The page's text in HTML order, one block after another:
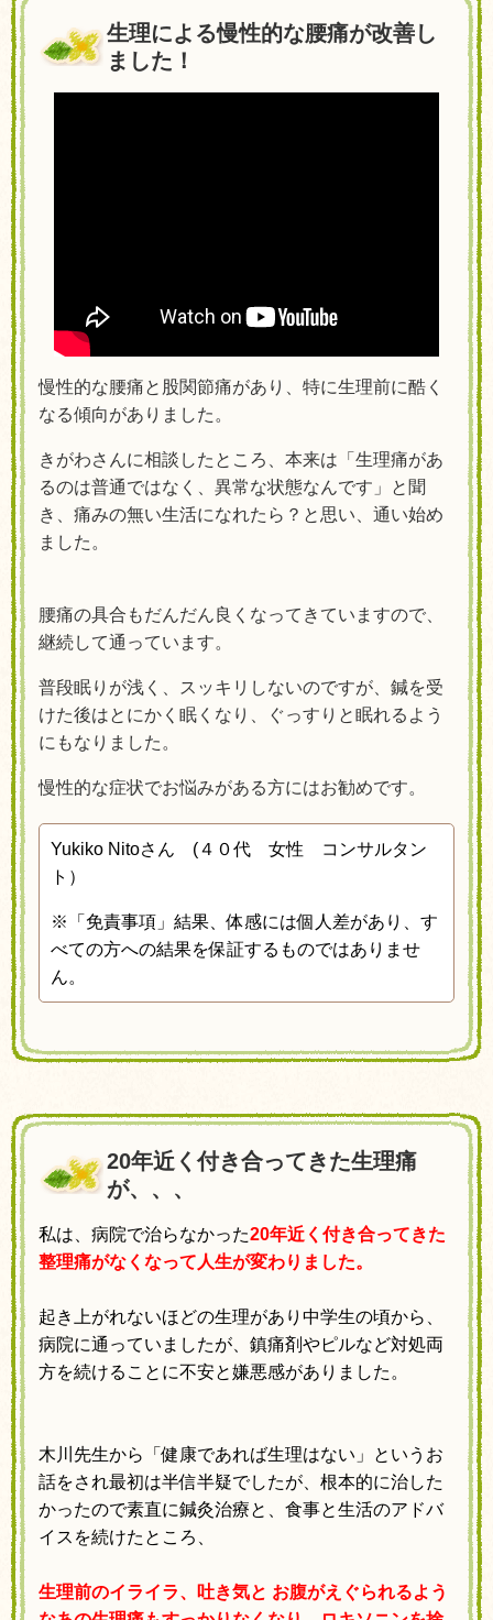
生理による慢性的な腰痛が改善し
ました！
慢性的な腰痛と股関節痛があり、特に生理前に酷く
なる傾向がありました。
きがわさんに相談したところ、本来は「生理痛があ
るのは普通ではなく、異常な状態なんです」と聞
き、痛みの無い生活になれたら？と思い、通い始め
ました。
腰痛の具合もだんだん良くなってきていますので、
継続して通っています。
普段眠りが浅く、スッキリしないのですが、鍼を受
けた後はとにかく眠くなり、ぐっすりと眠れるよう
にもなりました。
慢性的な症状でお悩みがある方にはお勧めです。
Yukiko Nitoさん (４０代 女性 コンサルタン
ト）
※「免責事項」結果、体感には個人差があり、す
べての方への結果を保証するものではありませ
ん。
20年近く付き合ってきた生理痛
が、、、
私は、病院で治らなかった20年近く付き合ってきた
整理痛がなくなって人生が変わりました。
起き上がれないほどの生理があり中学生の頃から、
病院に通っていましたが、鎮痛剤やピルなど対処両
方を続けることに不安と嫌悪感がありました。
木川先生から「健康であれば生理はない」
というお
話をされ最初は半信半疑でしたが、 根本的に治した
かったので素直に鍼灸治療と、 食事と生活のアドバ
イスを続けたところ、
生理前のイライラ、吐き気と お腹がえぐられるよう